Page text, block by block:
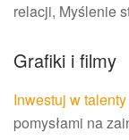
relacji, Myślenie
Grafiki i filmy
Inwestuj w talenty
pomysłami na